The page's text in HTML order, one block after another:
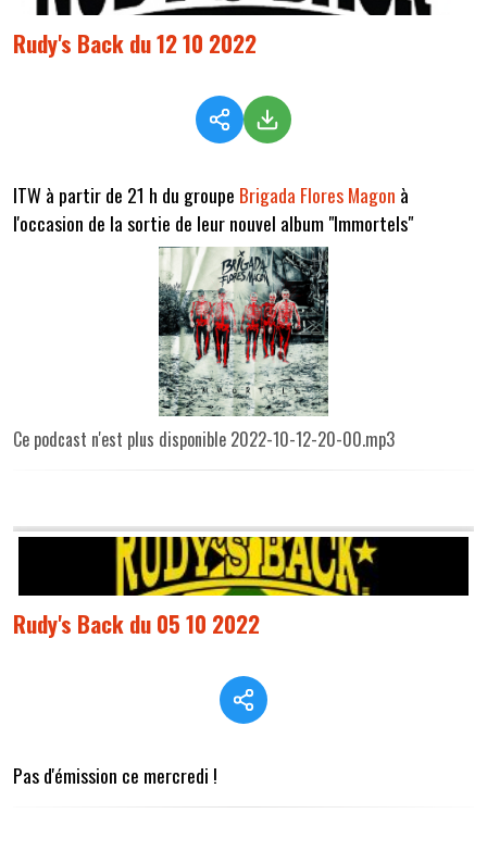
Rudy's Back du 12 10 2022
ITW à partir de 21 h du groupe Brigada Flores Magon à
l'occasion de la sortie de leur nouvel album "Immortels"
Ce podcast n'est plus disponible 2022-10-12-20-00.mp3
Rudy's Back du 05 10 2022
Pas d'émission ce mercredi !